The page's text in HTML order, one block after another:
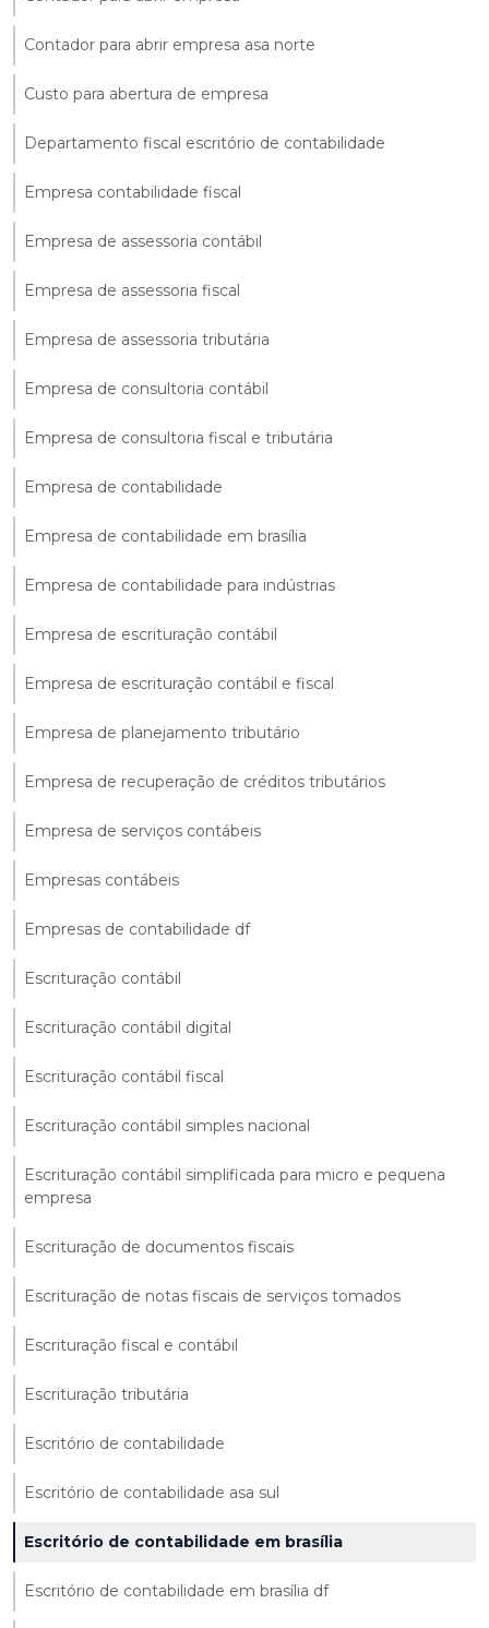
Contador para abrir empresa asa norte
Custo para abertura de empresa
Departamento fiscal escritório de contabilidade
Empresa contabilidade fiscal
Empresa de assessoria contábil
Empresa de assessoria fiscal
Empresa de assessoria tributária
Empresa de consultoria contábil
Empresa de consultoria fiscal e tributária
Empresa de contabilidade
Empresa de contabilidade em brasília
Empresa de contabilidade para indústrias
Empresa de escrituração contábil
Empresa de escrituração contábil e fiscal
Empresa de planejamento tributário
Empresa de recuperação de créditos tributários
Empresa de serviços contábeis
Empresas contábeis
Empresas de contabilidade df
Escrituração contábil
Escrituração contábil digital
Escrituração contábil fiscal
Escrituração contábil simples nacional
Escrituração contábil simplificada para micro e pequena
empresa
Escrituração de documentos fiscais
Escrituração de notas fiscais de serviços tomados
Escrituração fiscal e contábil
Escrituração tributária
Escritório de contabilidade
Escritório de contabilidade asa sul
Escritório de contabilidade em brasília
Escritório de contabilidade em brasília df